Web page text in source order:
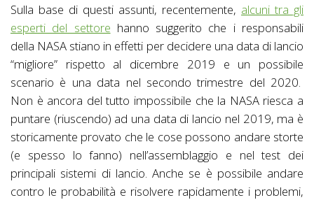
Sulla base di questi assunti, recentemente, alcuni tra gli
esperti del settore hanno suggerito che i responsabili
della NASA stiano in effetti per decidere una data di lancio
“migliore” rispetto al dicembre 2019 e un possibile
scenario è una data nel secondo trimestre del 2020.
Non è ancora del tutto impossibile che la NASA riesca a
puntare (riuscendo) ad una data di lancio nel 2019, ma è
storicamente provato che le cose possono andare storte
(e spesso lo fanno) nell’assemblaggio e nel test dei
principali sistemi di lancio. Anche se è possibile andare
contro le probabilità e risolvere rapidamente i problemi,